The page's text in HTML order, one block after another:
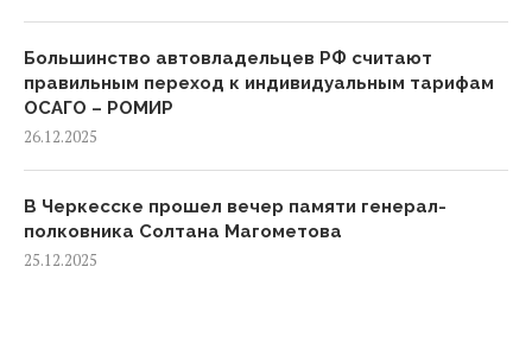
Большинство автовладельцев РФ считают
правильным переход к индивидуальным тарифам
ОСАГО – РОМИР
26.12.2025
В Черкесске прошел вечер памяти генерал-
полковника Солтана Магометова
25.12.2025